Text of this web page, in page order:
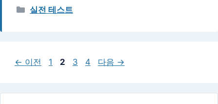
카
실전 테스트
← 이전
페
1
페
2
페
3
페
4 다음 →